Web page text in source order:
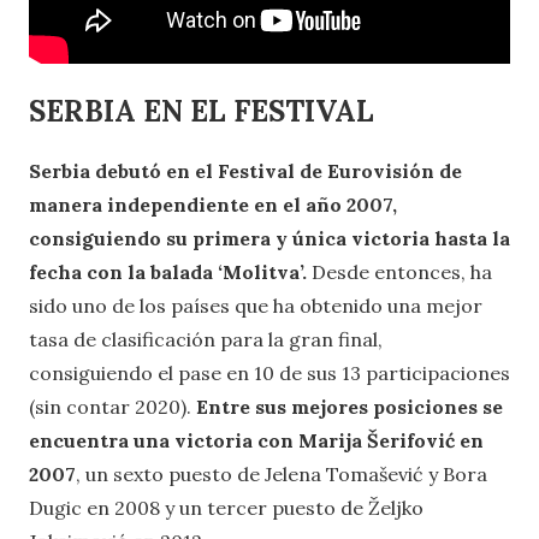
SERBIA EN EL FESTIVAL
Serbia debutó en el Festival de Eurovisión de
manera independiente en el año 2007,
consiguiendo su primera y única victoria hasta la
fecha con la balada ‘Molitva’. Desde entonces, ha
sido uno de los países que ha obtenido una mejor
tasa de clasificación para la gran final,
consiguiendo el pase en 10 de sus 13 participaciones
(sin contar 2020). Entre sus mejores posiciones se
encuentra una victoria con Marija Šerifović en
2007, un sexto puesto de Jelena Tomašević y Bora
Dugic en 2008 y un tercer puesto de Željko